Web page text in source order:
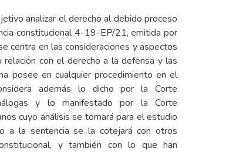
analizar el derecho al debido proceso
constitucional 4-19-EP/21, emitida por
centra en las consideraciones y aspectos
con el derecho a la defensa y las
posee en cualquier procedimiento en el
además lo dicho por la Corte
y lo manifestado por la Corte
cuyo análisis se tomará para el estudio
a la sentencia se la cotejará con otros
y también con lo que han